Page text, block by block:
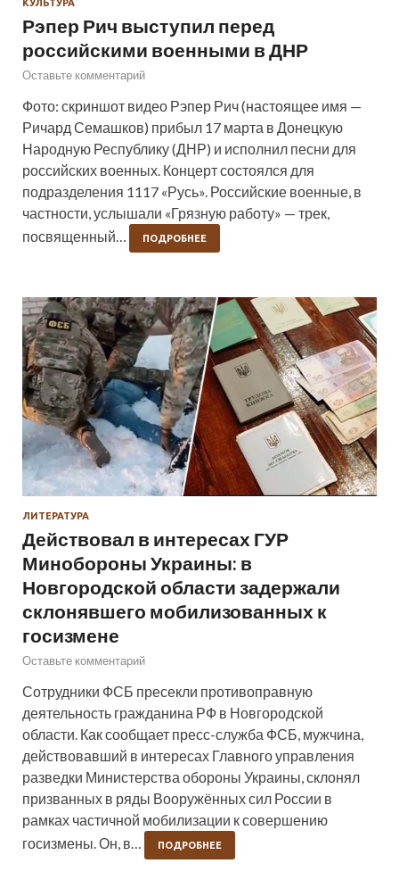
КУЛЬТУРА
Рэпер Рич выступил перед
российскими военными в ДНР
Оставьте комментарий
Фото: скриншот видео Рэпер Рич (настоящее имя —
Ричард Семашков) прибыл 17 марта в Донецкую
Народную Республику (ДНР) и исполнил песни для
российских военных. Концерт состоялся для
подразделения 1117 «Русь». Российские военные, в
частности, услышали «Грязную работу» — трек,
посвященный…
ПОДРОБНЕЕ
ЛИТЕРАТУРА
Действовал в интересах ГУР
Минобороны Украины: в
Новгородской области задержали
склонявшего мобилизованных к
госизмене
Оставьте комментарий
Сотрудники ФСБ пресекли противоправную
деятельность гражданина РФ в Новгородской
области. Как сообщает пресс-служба ФСБ, мужчина,
действовавший в интересах Главного управления
разведки Министерства обороны Украины, склонял
призванных в ряды Вооружённых сил России в
рамках частичной мобилизации к совершению
госизмены. Он, в…
ПОДРОБНЕЕ